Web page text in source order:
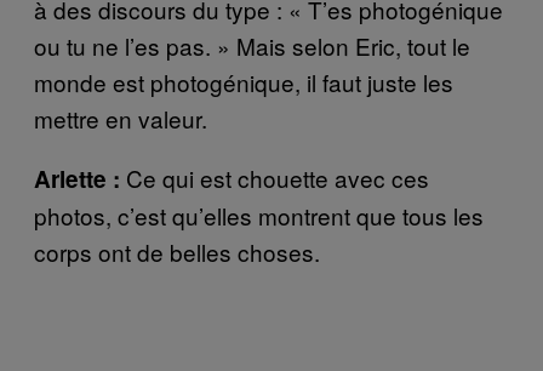
à des discours du type : « T’es photogénique
ou tu ne l’es pas. » Mais selon Eric, tout le
monde est photogénique, il faut juste les
mettre en valeur.
Arlette : Ce qui est chouette avec ces
photos, c’est qu’elles montrent que tous les
corps ont de belles choses.